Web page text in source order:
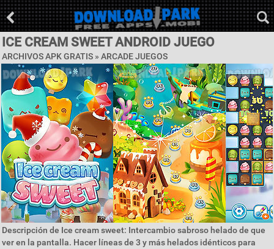
ICE CREAM SWEET ANDROID JUEGO
ARCHIVOS APK GRATIS » ARCADE JUEGOS
Descripción de Ice cream sweet: Intercambio sabroso helado de que
ver en la pantalla. Hacer líneas de 3 y más helados idénticos para